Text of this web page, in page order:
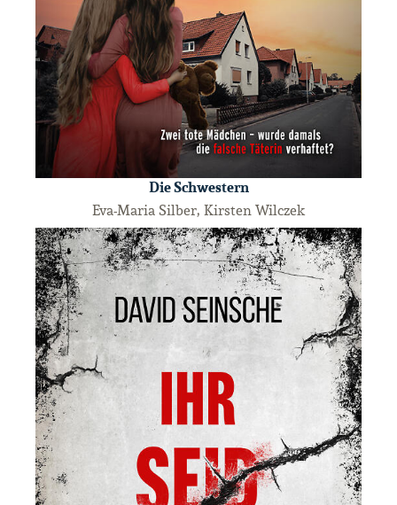
Die Schwestern
Eva-Maria Silber, Kirsten Wilczek